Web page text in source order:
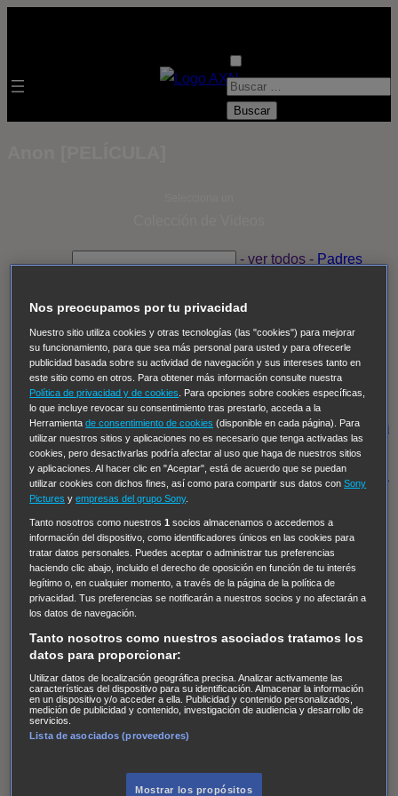
B
- ver todos - Padres
Despedida Salvaje Despedida Salvaje
Thomas, el ojo del FBI Pan Am Dawson crece
Insomnia El Guardián The Blacklist Cinco en familia
Hudson & Rex Diez libras y un sueño Mr Loverman
Regreso al futuro III NUEVE CUERPOS Los últimos
caballeros Tormenta infinita Sing Street Cobra Kai
Tom
y Lola High Country Los casos de Susan Ryeland:
Moonflower Murders Twisted Metal Mentes Criminales:
Evolution Terapia de Choque
Hailey Dean Without Sin: Libre de Culpa Morbius
NCIS: Nueva Orleans
Pandora En fuera de juego
The Shield: Al margen de la ley Duplicated Preacher
The Killing Kind Intersecciones DOC Bite Club
Chicago Fire
de personas desaparecidas Mad Dogs La Sustituta
Ladrón de guante blanco
AXN Masters of Sex Three Pines Accused CarterAlice
Nevers Crossing Lines Einstein Sobrenatural Cómo
defender a un asesino
Reckoning: Ajuste de Cuentas
Nos preocupamos por tu privacidad
Nuestro sitio utiliza cookies y otras tecnologías (las "cookies") para mejorar
su funcionamiento, para que sea más personal para usted y para ofrecerle
publicidad basada sobre su actividad de navegación y sus intereses tanto en
este sitio como en otros. Para obtener más información consulte nuestra
Política de privacidad y de cookies
. Para opciones sobre cookies específicas,
lo que incluye revocar su consentimiento tras prestarlo, acceda a la
Herramientade consentimiento de cookies (disponible en cada página). Para
utilizar nuestros sitios y aplicaciones no es necesario que tenga activadas las
cookies, pero desactivarlas podría afectar al uso que haga de nuestros sitios
y aplicaciones. Al hacer clic en "Aceptar", está de acuerdo que se puedan
utilizar cookies con dichos fines, así como para compartir sus datos conSony
Pictures yempresas del grupo Sony.
Tanto nosotros como nuestros1 socios almacenamos o accedemos a
información del dispositivo, como identificadores únicos en las cookies para
tratar datos personales. Puedes aceptar o administrar tus preferencias
haciendo clic abajo, incluido el derecho de oposición en función de tu interés
legítimo o, en cualquier momento, a través de la página de la política de
privacidad. Tus preferencias se notificarán a nuestros socios y no afectarán a
los datos de navegación.
Tanto nosotros como nuestros asociados tratamos los
datos para proporcionar:
Utilizar datos de localización geográfica precisa. Analizar activamente las
características del dispositivo para su identificación. Almacenar la información
en un dispositivo y/o acceder a ella. Publicidad y contenido personalizados,
medición de publicidad y contenido, investigación de audiencia y desarrollo de
servicios.
Lista de asociados (proveedores)
Mostrar los propósitos